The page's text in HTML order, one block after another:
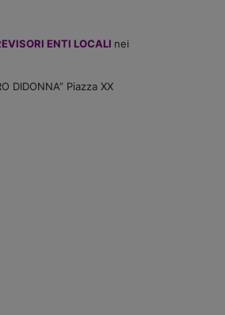
ENTI LOCALI nei
DIDONNA” Piazza XX